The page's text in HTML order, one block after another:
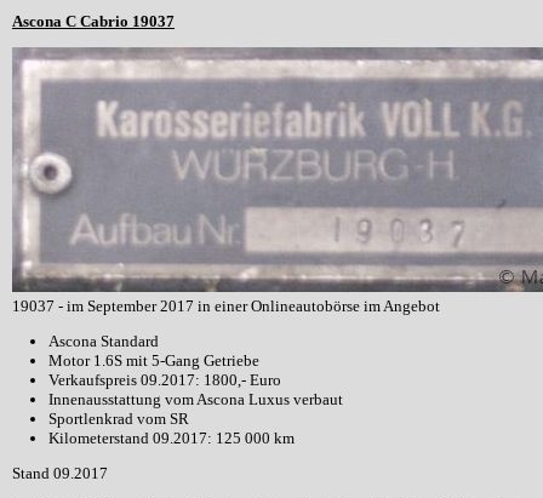
Ascona C Cabrio 19037
19037 - im September 2017 in einer Onlineautobörse im Angebot
Ascona Standard
Motor 1.6S mit 5-Gang Getriebe
Verkaufspreis 09.2017: 1800,- Euro
Innenausstattung vom Ascona Luxus verbaut
Sportlenkrad vom SR
Kilometerstand 09.2017: 125 000 km
Stand 09.2017